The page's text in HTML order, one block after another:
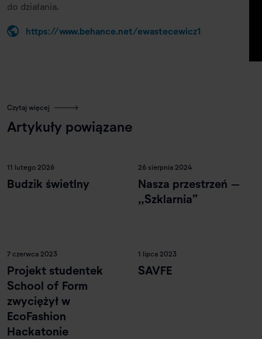
do działania.
https://www.behance.net/ewastecewicz1
Czytaj więcej
Artykuły powiązane
11 lutego 2026
Budzik świetlny
26 sierpnia 2024
Nasza przestrzeń –
„Szklarnia”
7 czerwca 2023
Projekt studentek
School of Form
zwyciężył w
EcoFashion
Hackatonie
1 lipca 2023
SAVFE